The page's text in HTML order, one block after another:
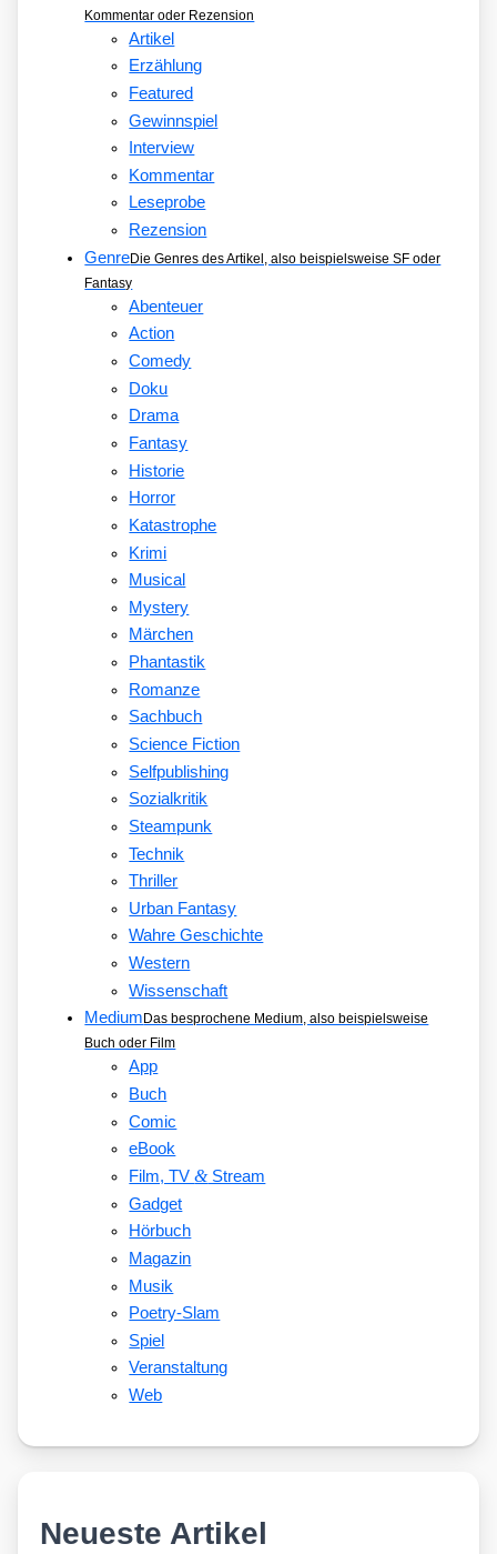
Kommentar oder Rezension
Artikel
Erzählung
Featured
Gewinnspiel
Interview
Kommentar
Leseprobe
Rezension
GenreDie Genres des Artikel, also beispielsweise SF oder
Fantasy
Abenteuer
Action
Comedy
Doku
Drama
Fantasy
Historie
Horror
Katastrophe
Krimi
Musical
Mystery
Märchen
Phantastik
Romanze
Sachbuch
Science Fiction
Selfpublishing
Sozialkritik
Steampunk
Technik
Thriller
Urban Fantasy
Wahre Geschichte
Western
Wissenschaft
Medium Das besprochene Medium, also beispielsweise
Buch oder Film
App
Buch
Comic
eBook
Film, TV&Stream
Gadget
Hörbuch
Magazin
Musik
Poetry-Slam
Spiel
Veranstaltung
Web
Neueste Artikel